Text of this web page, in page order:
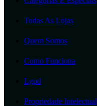
Todas As Lojas
Quem Somos
Como Funciona
Lgpd
Propriedade Intelectual